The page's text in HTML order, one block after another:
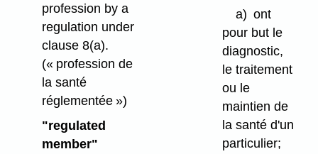
profession by a
regulation under
clause 8(a).
(« profession de
la santé
réglementée »)
"regulated
member"
a) ont
pour but le
diagnostic,
le traitement
ou le
maintien de
la santé d'un
particulier;